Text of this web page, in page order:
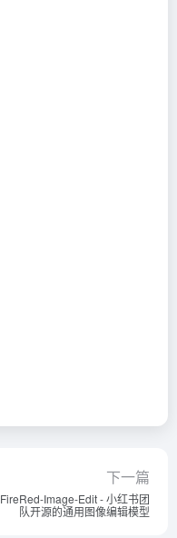
下一篇
FireRed-Image-Edit - 小红书团
队开源的通用图像编辑模型